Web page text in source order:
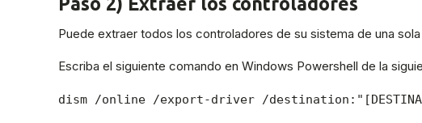
Puede extraer todos los controladores de su sistema de una
Escriba el siguiente comando en Windows Powershell de la
dism /online /export-driver /